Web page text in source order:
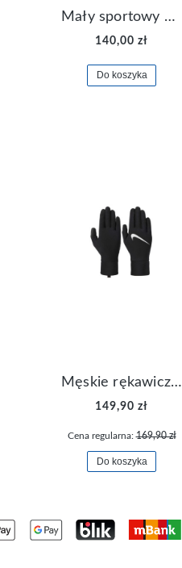
Mały sportowy plecak plecaczek Nike Brasilia JDI DR6091-017
140,00 zł
Do koszyka
Męskie rękawiczki Nike Dri-FIT Lightweight Gloves N.RG.M0.082
149,90 zł
Cena regularna:169,90 zł
Do koszyka